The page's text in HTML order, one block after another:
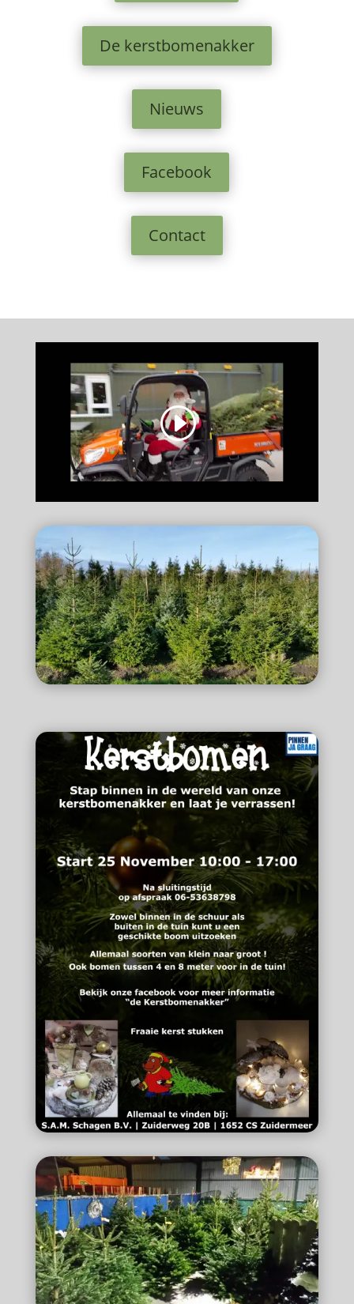
De kerstbomenakker
Nieuws
Facebook
Contact